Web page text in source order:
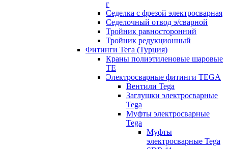
г
Седелка с фрезой электросварная
Седелочный отвод э/сварной
Тройник равносторонний
Тройник редукционный
Фитинги Тега (Турция)
Краны полиэтиленовые шаровые
TE
Электросварные фитинги TEGA
Вентили Tega
Заглушки электросварные
Tega
Муфты электросварные
Tega
Муфты
электросварные Tega